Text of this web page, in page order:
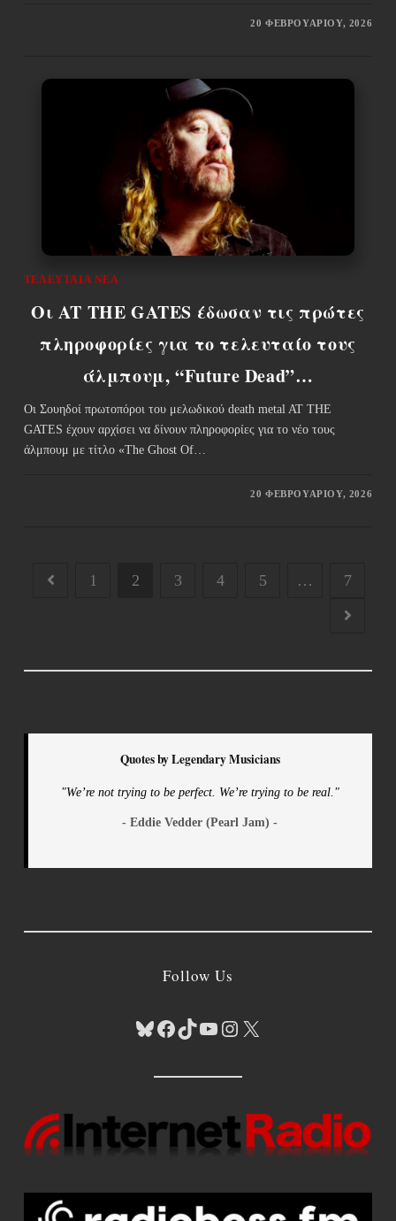
20 ΦΕΒΡΟΥΑΡΊΟΥ, 2026
ΤΕΛΕΥΤΑΊΑ ΝΈΑ
Οι AT THE GATES έδωσαν τις πρώτες
πληροφορίες για το τελευταίο τους
άλμπουμ, “Future Dead”…
Οι Σουηδοί πρωτοπόροι του μελωδικού death metal AT THE
GATES έχουν αρχίσει να δίνουν πληροφορίες για το νέο τους
άλμπουμ με τίτλο «The Ghost Of…
20 ΦΕΒΡΟΥΑΡΊΟΥ, 2026
1 2 3 4 5 … 7
Quotes by Legendary Musicians
"We’re not trying to be perfect. We’re trying to be real."
- Eddie Vedder (Pearl Jam) -
Follow Us